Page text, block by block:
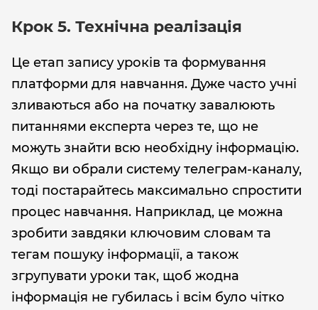
Крок 5. Технічна реалізація
Це етап запису уроків та формування
платформи для навчання. Дуже часто учні
зливаються або на початку завалюють
питаннями експерта через те, що не
можуть знайти всю необхідну інформацію.
Якщо ви обрали систему телеграм-каналу,
тоді постарайтесь максимально спростити
процес навчання. Наприклад, це можна
зробити завдяки ключовим словам та
тегам пошуку інформації, а також
згрупувати уроки так, щоб жодна
інформація не губилась і всім було чітко